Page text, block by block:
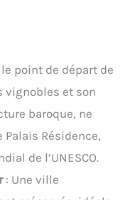
point de départ de
vignobles et son
baroque, ne
Résidence,
de l’UNESCO.
: Une ville